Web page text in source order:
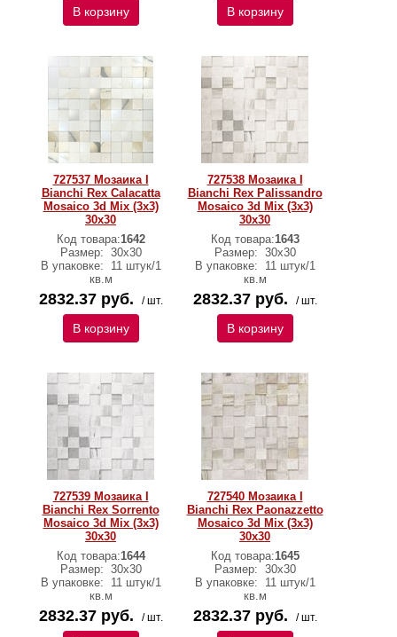
В корзину В корзину
727537 Мозаика I
Bianchi Rex Calacatta
Mosaico 3d Mix (3x3)
30х30
Код товара:1642
Размер: 30х30
В упаковке:
11 штук/1
кв.м
2832.37 руб. / шт.
В корзину
727538 Мозаика I
Bianchi Rex Palissandro
Mosaico 3d Mix (3x3)
30х30
Код товара:1643
Размер: 30х30
В упаковке:
11 штук/1
кв.м
2832.37 руб. / шт.
В корзину
727539 Мозаика I
Bianchi Rex Sorrento
Mosaico 3d Mix (3x3)
30х30
Код товара:1644
Размер: 30х30
В упаковке:
11 штук/1
кв.м
2832.37 руб. / шт.
727540 Мозаика I
Bianchi Rex Paonazzetto
Mosaico 3d Mix (3x3)
30х30
Код товара:1645
Размер: 30х30
В упаковке:
11 штук/1
кв.м
2832.37 руб. / шт.